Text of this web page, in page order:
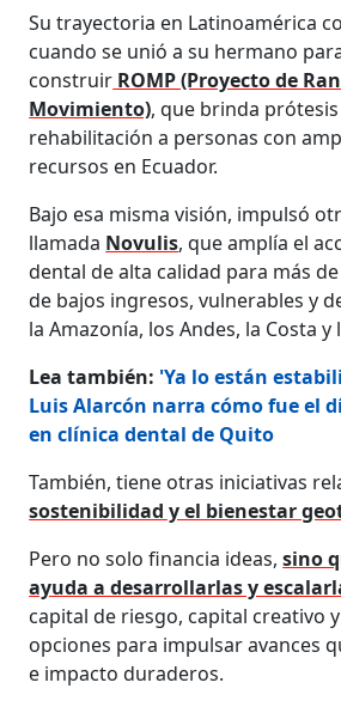
Su trayectoria en Latinoamérica
cuando se unió a su hermano
construir ROMP (Proyecto de
Movimiento), que brinda
rehabilitación a personas con
recursos en Ecuador.
Bajo esa misma visión, impulsó
llamada Novulis, que amplía el
dental de alta calidad para más
de bajos ingresos, vulnerables y
la Amazonía, los Andes, la Costa y
Lea también: 'Ya lo están
Luis Alarcón narra cómo fue el
en clínica dental de Quito
También, tiene otras iniciativas
sostenibilidad y el bienestar
Pero no solo financia ideas,sino
ayuda a desarrollarlas y
capital de riesgo, capital creativo
opciones para impulsar avances
e impacto duraderos.